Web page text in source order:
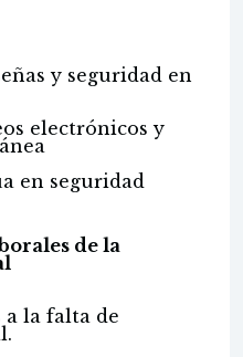
y seguridad en
electrónicos y
en seguridad
de la
a la falta de